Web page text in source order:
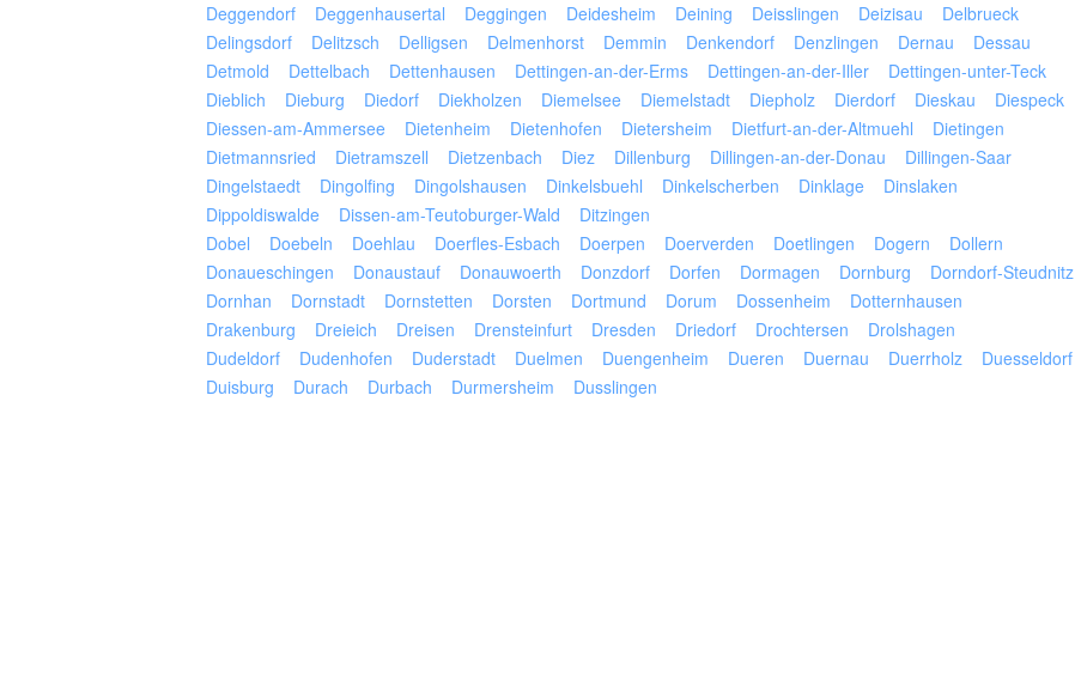
Deggendorf
Deggenhausertal Deggingen Deidesheim Deining Deisslingen Deizisau
Delbrueck
Delingsdorf
Delitzsch Delligsen Delmenhorst Demmin Denkendorf Denzlingen Dernau
Dessau
Detmold
Dettelbach Dettenhausen Dettingen-an-der-Erms Dettingen-an-der-Iller
Dettingen-unter-Teck
Dieblich
Dieburg Diedorf Diekholzen Diemelsee Diemelstadt Diepholz Dierdorf Dieskau
Diespeck
Diessen-am-Ammersee
Dietenheim Dietenhofen Dietersheim Dietfurt-an-der-Altmuehl
Dietingen
Dietmannsried
Dietramszell Dietzenbach Diez Dillenburg Dillingen-an-der-Donau
Dillingen-Saar
Dingelstaedt
Dingolfing Dingolshausen Dinkelsbuehl Dinkelscherben Dinklage
Dinslaken
Dippoldiswalde
Dissen-am-Teutoburger-Wald
Ditzingen
Dobel
Doebeln Doehlau Doerfles-Esbach Doerpen Doerverden Doetlingen Dogern
Dollern
Donaueschingen
Donaustauf Donauwoerth Donzdorf Dorfen Dormagen Dornburg
Dorndorf-Steudnitz
Dornhan
Dornstadt Dornstetten Dorsten Dortmund Dorum Dossenheim
Dotternhausen
Drakenburg
Dreieich Dreisen Drensteinfurt Dresden Driedorf Drochtersen
Drolshagen
Dudeldorf
Dudenhofen Duderstadt Duelmen Duengenheim Dueren Duernau Duerrholz
Duesseldorf
Duisburg
Durach Durbach Durmersheim Dusslingen